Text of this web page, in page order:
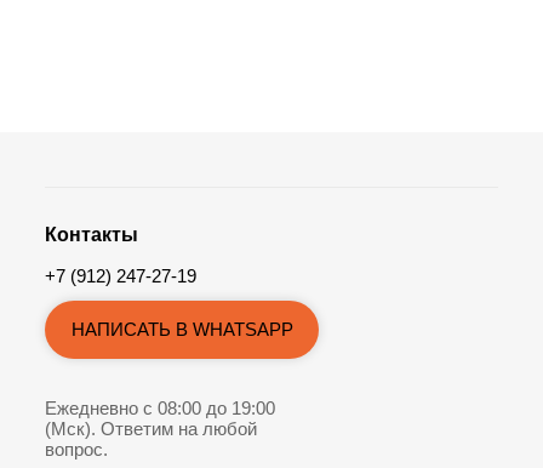
Контакты
+7 (912) 247-27-19
НАПИСАТЬ В WHATSAPP
Ежедневно с 08:00 до 19:00
(Мск). Ответим на любой
вопрос.